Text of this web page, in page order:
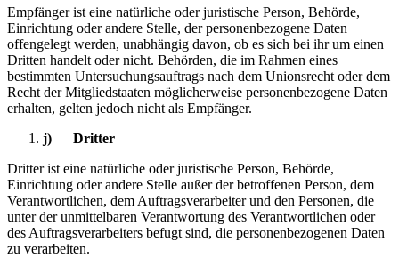
Empfänger ist eine natürliche oder juristische Person, Behörde,
Einrichtung oder andere Stelle, der personenbezogene Daten
offengelegt werden, unabhängig davon, ob es sich bei ihr um einen
Dritten handelt oder nicht. Behörden, die im Rahmen eines
bestimmten Untersuchungsauftrags nach dem Unionsrecht oder dem
Recht der Mitgliedstaaten möglicherweise personenbezogene Daten
erhalten, gelten jedoch nicht als Empfänger.
j) Dritter
Dritter ist eine natürliche oder juristische Person, Behörde,
Einrichtung oder andere Stelle außer der betroffenen Person, dem
Verantwortlichen, dem Auftragsverarbeiter und den Personen, die
unter der unmittelbaren Verantwortung des Verantwortlichen oder
des Auftragsverarbeiters befugt sind, die personenbezogenen Daten
zu verarbeiten.